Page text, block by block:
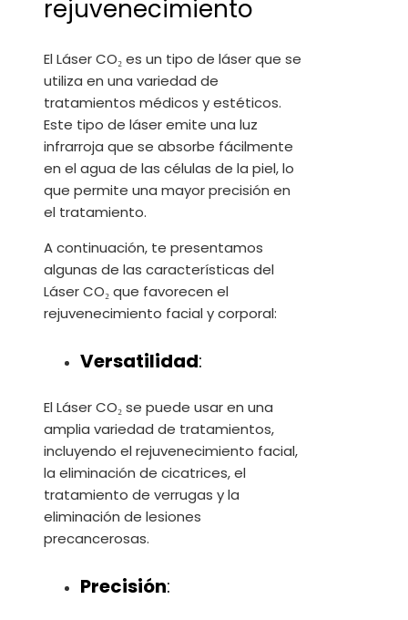
rejuvenecimiento
El Láser CO₂ es un tipo de láser que se
utiliza en una variedad de
tratamientos médicos y estéticos.
Este tipo de láser emite una luz
infrarroja que se absorbe fácilmente
en el agua de las células de la piel, lo
que permite una mayor precisión en
el tratamiento.
A continuación, te presentamos
algunas de las características del
Láser CO₂ que favorecen el
rejuvenecimiento facial y corporal:
Versatilidad:
El Láser CO₂ se puede usar en una
amplia variedad de tratamientos,
incluyendo el rejuvenecimiento facial,
la eliminación de cicatrices, el
tratamiento de verrugas y la
eliminación de lesiones
precancerosas.
Precisión: